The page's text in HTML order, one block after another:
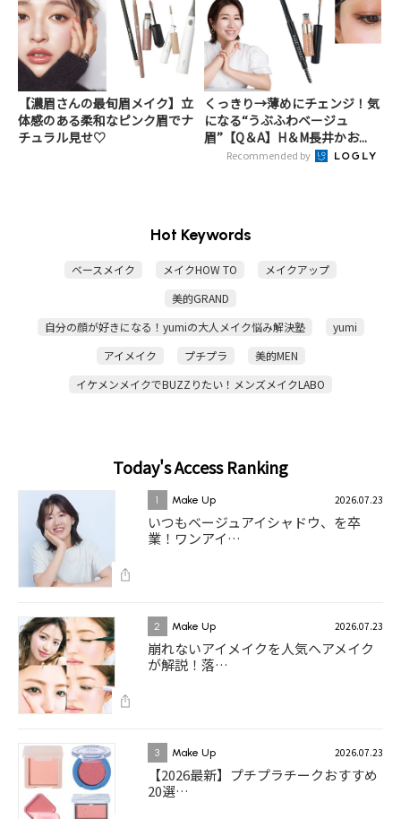
【濃眉さんの最旬眉メイク】立
体感のある柔和なピンク眉でナ
チュラル見せ♡
くっきり→薄めにチェンジ！気
になる“うぶふわベージュ
眉”【Q＆A】H＆M長井かお...
Recommended by
Hot Keywords
ベースメイク メイクHOW TO
メイクアップ
美的GRAND
自分の顔が好きになる！yumiの大人メイク悩み解決塾
yumi
アイメイク
プチプラ
美的MEN
イケメンメイクでBUZZりたい！メンズメイクLABO
Today's Access Ranking
1 Make Up 2026.07.23
いつもベージュアイシャドウ、を卒
業！ワンアイ…
2 Make Up 2026.07.23
崩れないアイメイクを人気ヘアメイク
が解説！落…
3 Make Up 2026.07.23
【2026最新】プチプラチークおすすめ
20選…